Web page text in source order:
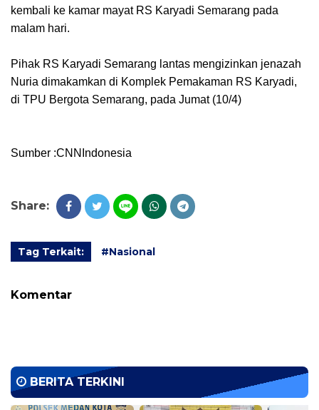
kembali ke kamar mayat RS Karyadi Semarang pada
malam hari.
Pihak RS Karyadi Semarang lantas mengizinkan jenazah
Nuria dimakamkan di Komplek Pemakaman RS Karyadi,
di TPU Bergota Semarang, pada Jumat (10/4)
Sumber :CNNIndonesia
Share:
Tag Terkait: #Nasional
Komentar
BERITA TERKINI